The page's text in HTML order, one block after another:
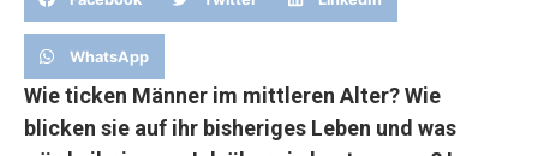
WhatsApp
Wie ticken Männer im mittleren Alter? Wie
blicken sie auf ihr bisheriges Leben und was